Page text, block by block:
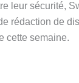
leur sécurité,
rédaction de
cette semaine.